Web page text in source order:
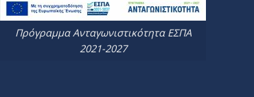
Πρόγραμμα Ανταγωνιστικότητα ΕΣΠΑ
2021-2027